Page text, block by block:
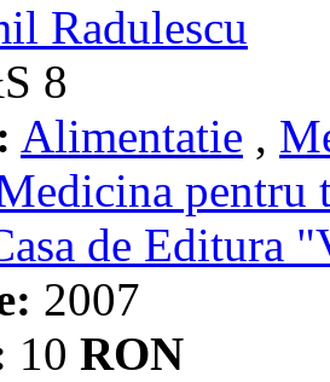
Radulescu
8
Alimentatie ,
pentru
de Editura
2007
10 RON